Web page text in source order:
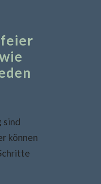
sind
können